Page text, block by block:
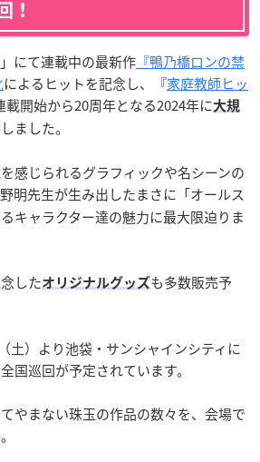
！
にて連載中の最新作 『鴨乃橋ロンの禁
によるヒットを記念し、『家庭教師ヒッ
載開始から20周年となる2024年に大規
ました。
感じられるグラフィックや名シーンの
明先生が生み出したまさに「オールス
キャラクター達の魅力に最大限迫りま
したオリジナルグッズ も多数販売予
土）より池袋・サンシャインシティに
国巡回が予定されています。
やまない珠玉の作品の数々を、会場で